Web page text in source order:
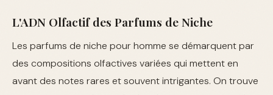
L'ADN Olfactif des Parfums de Niche
Les parfums de niche pour homme se démarquent par
des compositions olfactives variées qui mettent en
avant des notes rares et souvent intrigantes. On trouve